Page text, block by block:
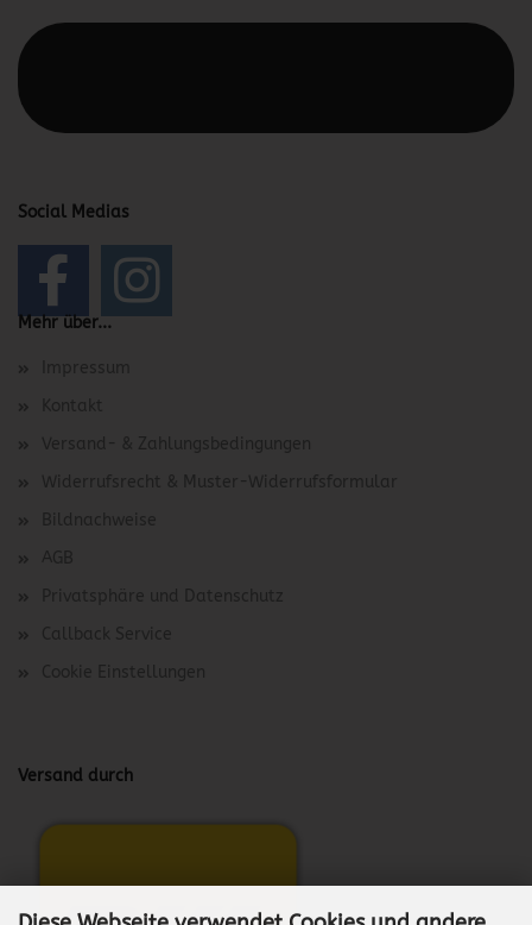
Social Medias
Mehr über...
Impressum
Kontakt
Versand- & Zahlungsbedingungen
Widerrufsrecht & Muster-Widerrufsformular
Bildnachweise
AGB
Privatsphäre und Datenschutz
Callback Service
Cookie Einstellungen
Versand durch